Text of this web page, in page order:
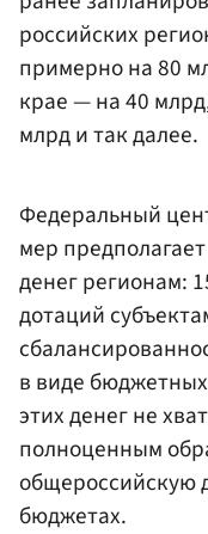
российских
примерно на 80
крае — на 40
млрд и так далее.
Федеральный
мер
денег регионам:
дотаций
в виде
этих денег не
полноценным
общероссийскую
бюджетах.